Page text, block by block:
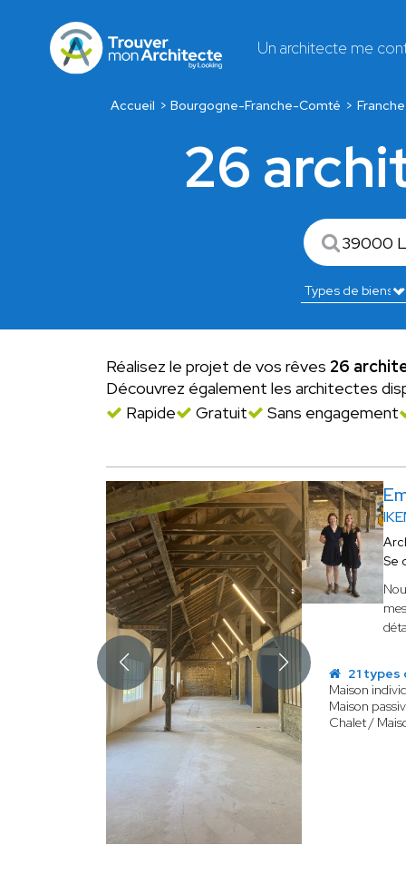
Un architecte me
Accueil Bourgogne-Franche-Comté
26
Réalisez le projet de vos rêves 26
Découvrez également les architectes
Rapide
Gratuit Sans engagement
Se
21 types
Maison
Maison
Chalet /